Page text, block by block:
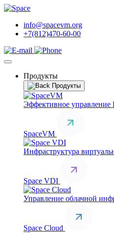
info@spacevm.org
+7(812)470-60-00
Продукты
Продукты
Эффективное управление
SpaceVM
Инфраструктура
Space VDI
Управление облачной
Space Cloud